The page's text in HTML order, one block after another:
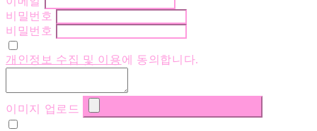
비밀번호
비밀번호
개인정보 수집 및 이용에 동의합니다.
이미지 업로드